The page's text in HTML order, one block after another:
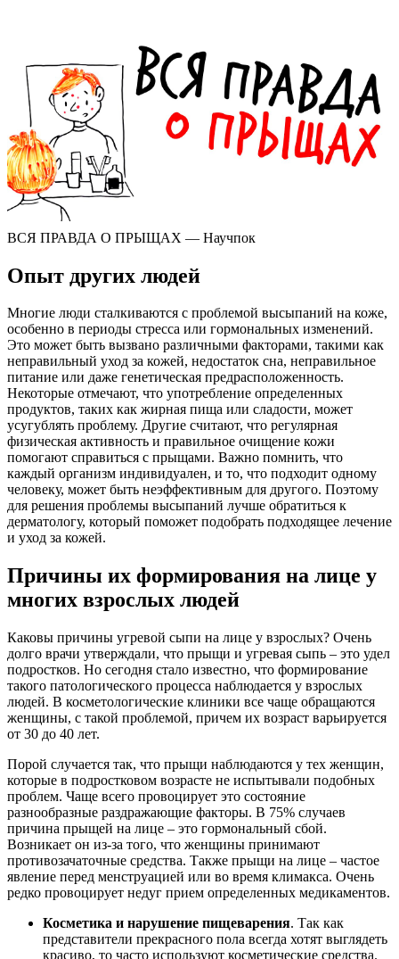
ВСЯ ПРАВДА О ПРЫЩАХ — Научпок
Опыт других людей
Многие люди сталкиваются с проблемой высыпаний на коже,
особенно в периоды стресса или гормональных изменений.
Это может быть вызвано различными факторами, такими как
неправильный уход за кожей, недостаток сна, неправильное
питание или даже генетическая предрасположенность.
Некоторые отмечают, что употребление определенных
продуктов, таких как жирная пища или сладости, может
усугублять проблему. Другие считают, что регулярная
физическая активность и правильное очищение кожи
помогают справиться с прыщами. Важно помнить, что
каждый организм индивидуален, и то, что подходит одному
человеку, может быть неэффективным для другого. Поэтому
для решения проблемы высыпаний лучше обратиться к
дерматологу, который поможет подобрать подходящее лечение
и уход за кожей.
Причины их формирования на лице у
многих взрослых людей
Каковы причины угревой сыпи на лице у взрослых? Очень
долго врачи утверждали, что прыщи и угревая сыпь – это удел
подростков. Но сегодня стало известно, что формирование
такого патологического процесса наблюдается у взрослых
людей. В косметологические клиники все чаще обращаются
женщины, с такой проблемой, причем их возраст варьируется
от 30 до 40 лет.
Порой случается так, что прыщи наблюдаются у тех женщин,
которые в подростковом возрасте не испытывали подобных
проблем. Чаще всего провоцирует это состояние
разнообразные раздражающие факторы. В 75% случаев
причина прыщей на лице – это гормональный сбой.
Возникает он из-за того, что женщины принимают
противозачаточные средства. Также прыщи на лице – частое
явление перед менструацией или во время климакса. Очень
редко провоцирует недуг прием определенных медикаментов.
Косметика и нарушение пищеварения. Так как
представители прекрасного пола всегда хотят выглядеть
красиво, то часто используют косметические средства.